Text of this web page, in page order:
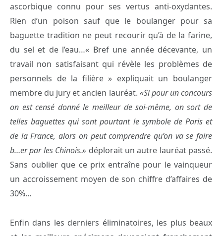
ascorbique connu pour ses vertus anti-oxydantes.
Rien d’un poison sauf que le boulanger pour sa
baguette tradition ne peut recourir qu’à de la farine,
du sel et de l’eau…« Bref une année décevante, un
travail non satisfaisant qui révèle les problèmes de
personnels de la filière » expliquait un boulanger
membre du jury et ancien lauréat. «Si pour un concours
on est censé donné le meilleur de soi-même, on sort de
telles baguettes qui sont pourtant le symbole de Paris et
de la France, alors on peut comprendre qu’on va se faire
b…er par les Chinois.» déplorait un autre lauréat passé.
Sans oublier que ce prix entraîne pour le vainqueur
un accroissement moyen de son chiffre d’affaires de
30%…
Enfin dans les derniers éliminatoires, les plus beaux